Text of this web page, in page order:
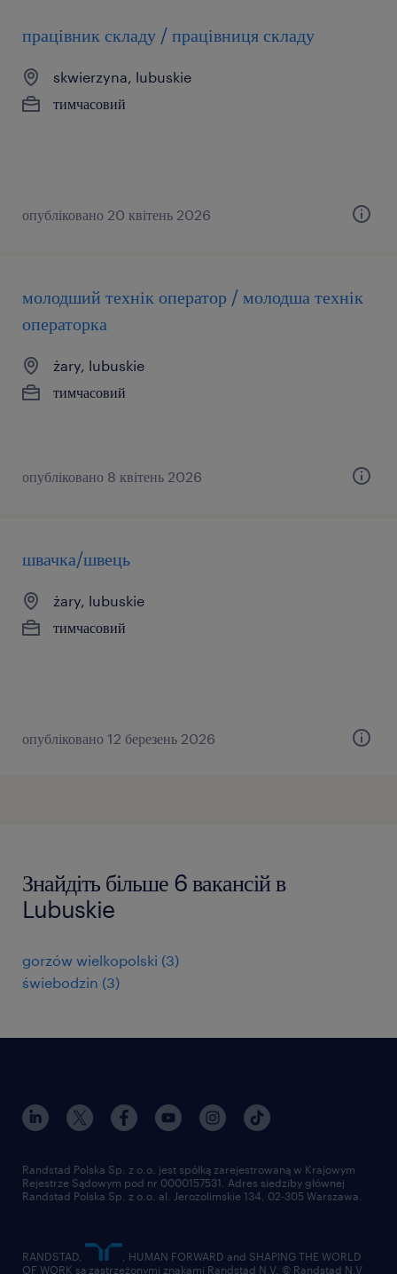
працівник складу / працівниця складу
skwierzyna, lubuskie
тимчасовий
опубліковано 20 квітень 2026
молодший технік оператор / молодша технік
операторка
żary, lubuskie
тимчасовий
опубліковано 8 квітень 2026
швачка/швець
żary, lubuskie
тимчасовий
опубліковано 12 березень 2026
Знайдіть більше 6 вакансій в
Lubuskie
gorzów wielkopolski (3)
świebodzin (3)
Randstad Polska Sp. z o.o. jest spółką zarejestrowaną w Krajowym
Rejestrze Sądowym pod nr 0000157531. Adres siedziby głównej
Randstad Polska Sp. z o.o. al. Jerozolimskie 134, 02-305 Warszawa.
RANDSTAD,
, HUMAN FORWARD and SHAPING THE WORLD
OF WORK są zastrzeżonymi znakami Randstad N.V. © Randstad N.V